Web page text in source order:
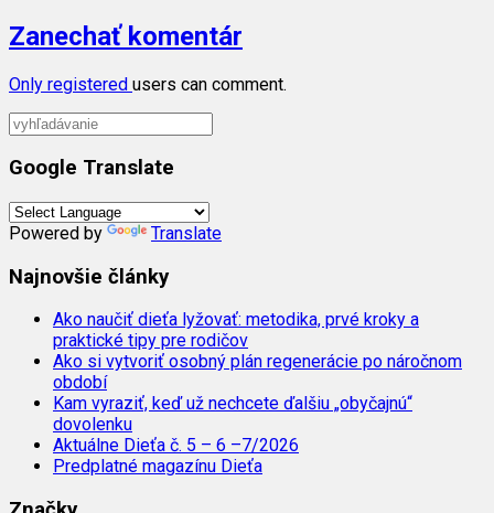
Zanechať komentár
Only registered users can comment.
Google Translate
Powered by Translate
Najnovšie články
Ako naučiť dieťa lyžovať: metodika, prvé kroky a
praktické tipy pre rodičov
Ako si vytvoriť osobný plán regenerácie po náročnom
období
Kam vyraziť, keď už nechcete ďalšiu „obyčajnú“
dovolenku
Aktuálne Dieťa č. 5 – 6 –7/2026
Predplatné magazínu Dieťa